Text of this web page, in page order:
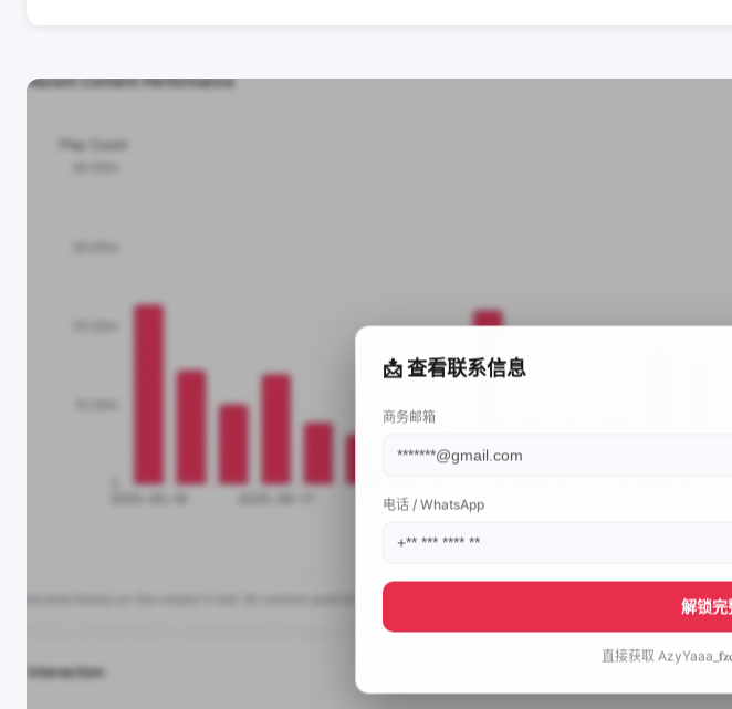
📩 查看联系信息
商务邮箱
电话 / WhatsApp
解锁完
直接获取